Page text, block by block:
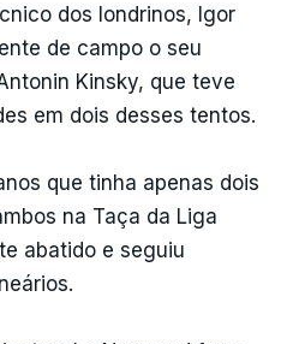
dos londrinos, Igor
de campo o seu
Kinsky, que teve
em dois desses tentos.
que tinha apenas dois
na Taça da Liga
abatido e seguiu